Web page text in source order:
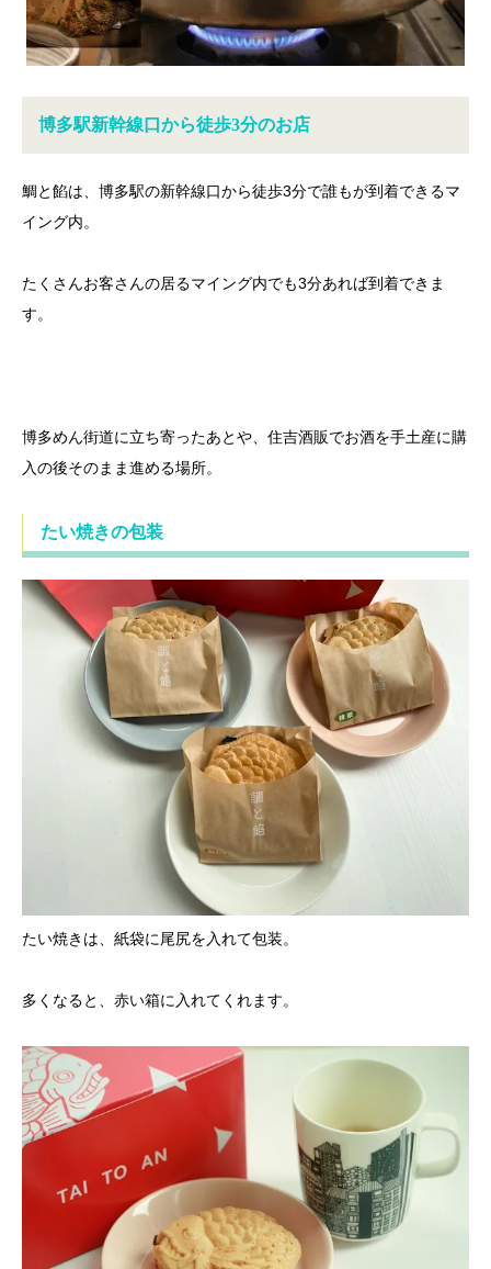
博多駅新幹線口から徒歩3分のお店
鯛と餡は、博多駅の新幹線口から徒歩3分で誰もが到着できるマ
イング内。
たくさんお客さんの居るマイング内でも3分あれば到着できま
す。
博多めん街道に立ち寄ったあとや、住吉酒販でお酒を手土産に購
入の後そのまま進める場所。
たい焼きの包装
たい焼きは、紙袋に尾尻を入れて包装。
多くなると、赤い箱に入れてくれます。